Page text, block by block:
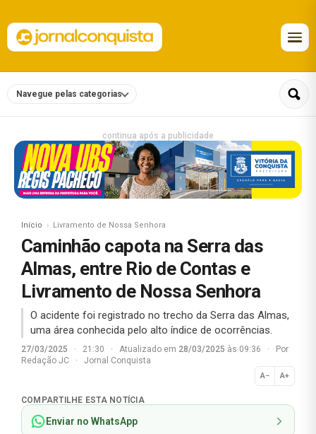
Navegue pelas categorias
continua após a publicidade
Início Livramento de Nossa Senhora
Caminhão capota na Serra das
Almas, entre Rio de Contas e
Livramento de Nossa Senhora
O acidente foi registrado no trecho da Serra das Almas,
uma área conhecida pelo alto índice de ocorrências.
27/03/2025 · 21:30 · Atualizado em 28/03/2025 às 09:36 ·
Por
Redação JC
· Jornal Conquista
A− A+
Normal
COMPARTILHE ESTA NOTÍCIA
Enviar no WhatsApp